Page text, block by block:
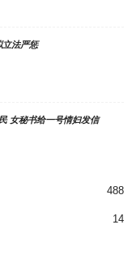
立法严惩
女秘书给一号情妇发信
488
14